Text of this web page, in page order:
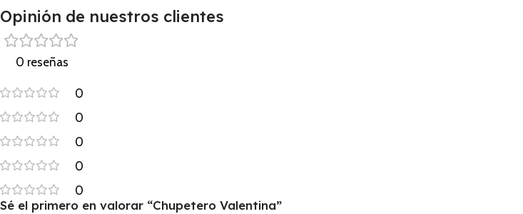
Opinión de nuestros clientes
0 reseñas
0
0
0
0
0
Sé el primero en valorar “Chupetero Valentina”